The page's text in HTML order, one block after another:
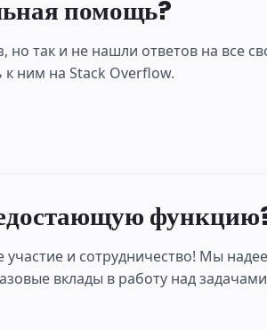
помощь?
но так и не нашли ответов на все
ним на Stack Overflow.
и сотрудничество! Мы
вклады в работу над